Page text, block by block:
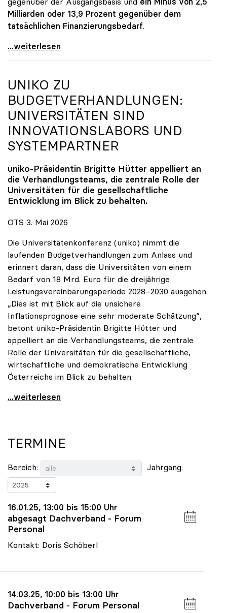
Milliarden oder 13,9 Prozent gegenüber dem
tatsächlichen Finanzierungsbedarf.
\"Österreich ist für die heimischen Universitäten
...weiterlesen
UNIKO ZU
BUDGETVERHANDLUNGEN:
UNIVERSITÄTEN SIND
INNOVATIONSLABORS UND
SYSTEMPARTNER
uniko-Präsidentin Brigitte Hütter appelliert an
die Verhandlungsteams, die zentrale Rolle der
Universitäten für die gesellschaftliche
Entwicklung im Blick zu behalten.
OTS 3. Mai 2026
Die Universitätenkonferenz (uniko) nimmt die
laufenden Budgetverhandlungen zum Anlass und
erinnert daran, dass die Universitäten von einem
Bedarf von 18 Mrd. Euro für die dreijährige
Leistungsvereinbarungsperiode 2028–2030 ausgehen.
„Dies ist mit Blick auf die unsichere
Inflationsprognose eine sehr moderate Schätzung“,
betont uniko-Präsidentin Brigitte Hütter und
appelliert an die Verhandlungsteams, die zentrale
Rolle der Universitäten für die gesellschaftliche,
wirtschaftliche und demokratische Entwicklung
Österreichs im Blick zu behalten.
uniko zu Budgetverhandlungen: Universitäten sind
...weiterlesen
TERMINE
Bereich: Jahrgang:
16.01.25, 13:00 bis 15:00 Uhr
abgesagt Dachverband - Forum
Personal
Kontakt: Doris Schöberl
14.03.25, 10:00 bis 13:00 Uhr
Dachverband - Forum Personal